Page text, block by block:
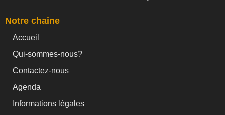
Notre chaine
Accueil
Qui-sommes-nous?
Contactez-nous
Agenda
Informations légales